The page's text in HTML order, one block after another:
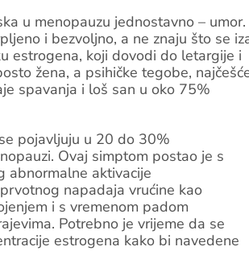
u menopauzu jednostavno – umor.
i bezvoljno, a ne znaju što se
estrogena, koji dovodi do letargije i
žena, a psihičke tegobe,
spavanja i loš san u oko 75%
pojavljuju u 20 do 30%
Ovaj simptom postao je s
abnormalne aktivacije
napadaja vrućine kao
i s vremenom padom
Potrebno je vrijeme da se
estrogena kako bi navedene